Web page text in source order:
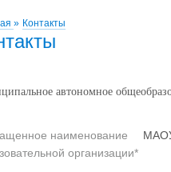
» Контакты
автономное
наименование
организации*